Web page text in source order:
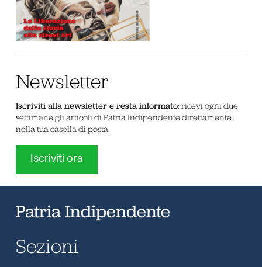
Newsletter
Iscriviti alla newsletter e resta informato: ricevi ogni due
settimane gli articoli di Patria Indipendente direttamente
nella tua casella di posta.
Iscriviti ora
Patria Indipendente
Sezioni